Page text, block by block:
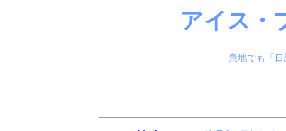
アイス・
意地でも「